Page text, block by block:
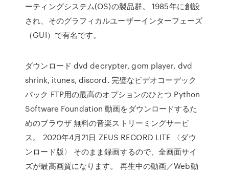
ーティングシステム(OS)の製品群。 1985年に創設
され、そのグラフィカルユーザーインターフェーズ
（GUI）で有名です。
ダウンロード dvd decrypter, gom player, dvd
shrink, itunes, discord. 完璧なビデオコーデック
パック FTP用の最高のオプションのひとつ Python
Software Foundation 動画をダウンロードするた
めのブラウザ 無料の音楽ストリーミングサービ
ス。 2020年4月21日 ZEUS RECORD LITE 〈ダウ
ンロード版〉 そのまま録画するので、全画面サイ
ズが最高画質になります。 再生中の動画／Web動